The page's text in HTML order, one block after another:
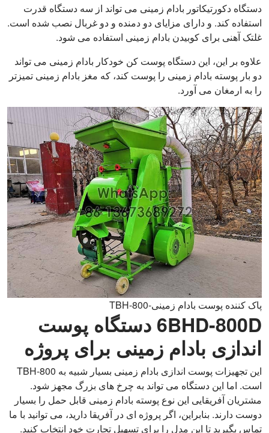
دستگاه دکورتیکاتور بادام زمینی می تواند از سه دستگاه قدرت
استفاده کند. و دارای مزایای دو دمنده و دو غربال نصب شده است.
غلتک آهنی برای کوبیدن بادام زمینی استفاده می شود.
علاوه بر این، این دستگاه پوست کن خودکار بادام زمینی می تواند
دو بار پوسته بادام زمینی را پوست کند، که مغز بادام زمینی تمیزتر
را به ارمغان می آورد.
پاک کننده پوست بادام زمینی-TBH-800
6BHD-800D دستگاه پوست
اندازی بادام زمینی برای پروژه
این تجهیزات پوست اندازی بادام زمینی بسیار شبیه به TBH-800
است. اما این دستگاه می تواند به چرخ های بزرگ مجهز شود.
مشتریان آفریقایی این نوع پوسته بادام زمینی قابل حمل را بسیار
دوست دارند. بنابراین، اگر پروژه ای در آفریقا دارید، می توانید با ما
تماس بگیرید تا این مدل را برای تسهیل تجارت خود انتخاب کنید.